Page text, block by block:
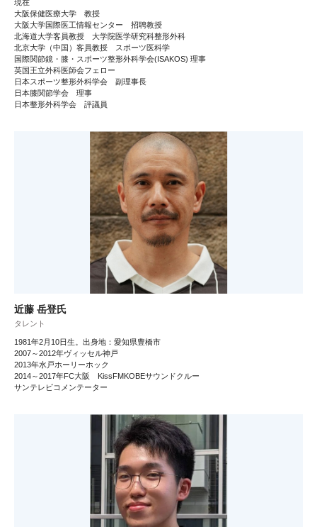
現在
大阪保健医療大学 教授
大阪大学国際医工情報センター 招聘教授
北海道大学客員教授 大学院医学研究科整形外科
北京大学（中国）客員教授 スポーツ医科学
国際関節鏡・膝・スポーツ整形外科学会(ISAKOS) 理事
英国王立外科医師会フェロー
日本スポーツ整形外科学会 副理事長
日本膝関節学会 理事
日本整形外科学会 評議員
近藤 岳登氏
タレント
1981年2月10日生。出身地：愛知県豊橋市
2007～2012年ヴィッセル神戸
2013年水戸ホーリーホック
2014～2017年FC大阪 KissFMKOBEサウンドクルー
サンテレビコメンテーター